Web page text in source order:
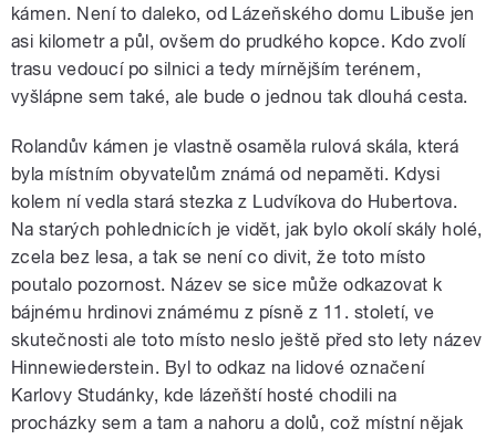
kámen. Není to daleko, od Lázeňského domu Libuše jen
asi kilometr a půl, ovšem do prudkého kopce. Kdo zvolí
trasu vedoucí po silnici a tedy mírnějším terénem,
vyšlápne sem také, ale bude o jednou tak dlouhá cesta.
Rolandův kámen je vlastně osaměla rulová skála, která
byla místním obyvatelům známá od nepaměti. Kdysi
kolem ní vedla stará stezka z Ludvíkova do Hubertova.
Na starých pohlednicích je vidět, jak bylo okolí skály holé,
zcela bez lesa, a tak se není co divit, že toto místo
poutalo pozornost. Název se sice může odkazovat k
bájnému hrdinovi známému z písně z 11. století, ve
skutečnosti ale toto místo neslo ještě před sto lety název
Hinnewiederstein. Byl to odkaz na lidové označení
Karlovy Studánky, kde lázeňští hosté chodili na
procházky sem a tam a nahoru a dolů, což místní nějak